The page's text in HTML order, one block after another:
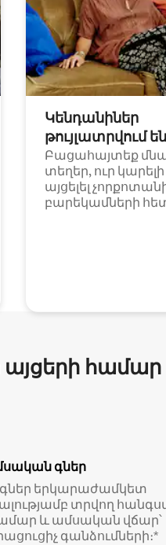
Կենդանիներ
թույլատրվում են
Բացահայտեք
տեղեր, ուր կարելի
այցելել
բարեկամների
այցերի համար
գներ
երկարաժամկետ
տրվող
և ամսական վճար՝
գանձումների։*